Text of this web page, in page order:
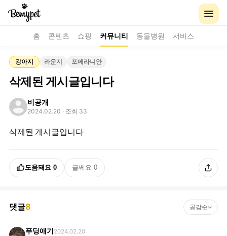
홈 콘텐츠 쇼핑 커뮤니티 동물병원 서비스
강아지 라운지 포메라니안
삭제된 게시글입니다
비공개
2024.02.20 · 조회 33
삭제된 게시글입니다
도움돼요 0 글쎄요 0
댓글8 공감순
푸딩애기 2024.02.20